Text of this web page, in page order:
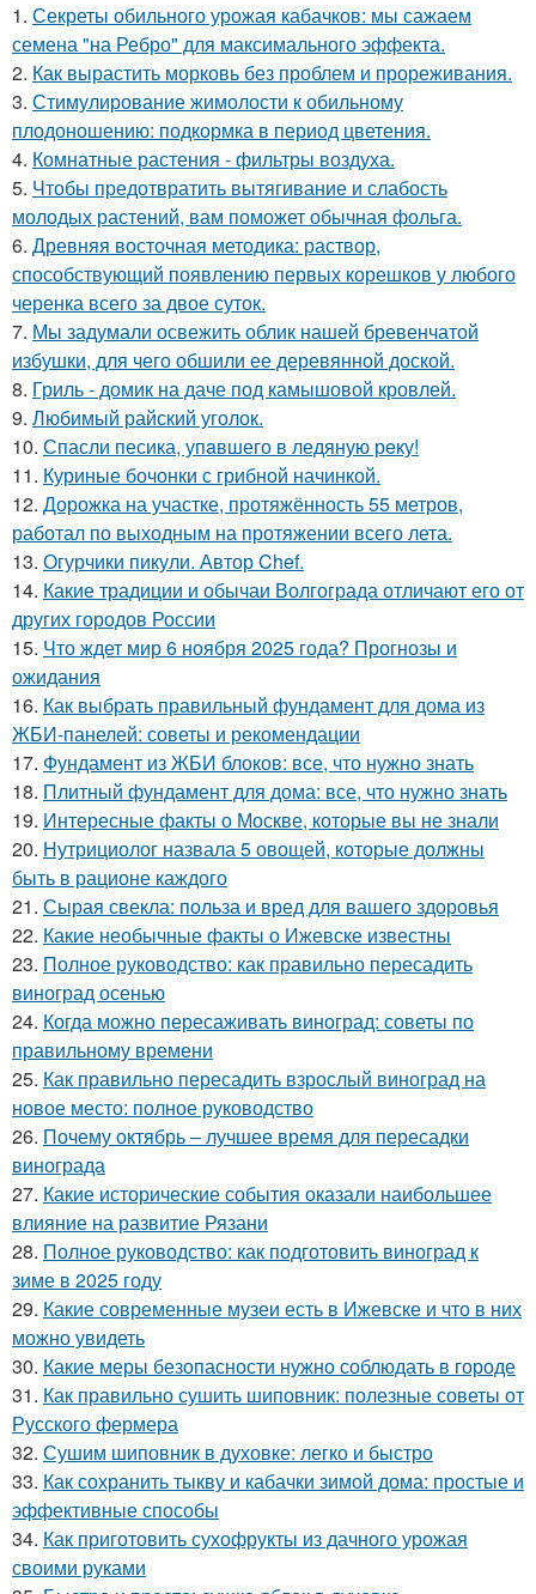
1. Секреты обильного урожая кабачков: мы сажаем
семена "на Ребро" для максимального эффекта.
2. Как вырастить морковь без проблем и прореживания.
3. Стимулирование жимолости к обильному
плодоношению: подкормка в период цветения.
4. Комнатные растения - фильтры воздуха.
5. Чтобы предотвратить вытягивание и слабость
молодых растений, вам поможет обычная фольга.
6. Древняя восточная методика: раствор,
способствующий появлению первых корешков у любого
черенка всего за двое суток.
7. Мы задумали освежить облик нашей бревенчатой
избушки, для чего обшили ее деревянной доской.
8. Гриль - домик на даче под камышовой кровлей.
9. Любимый райский уголок.
10. Спасли песика, упaвшего в ледяную рeку!
11. Куриные бочонки с грибной начинкой.
12. Дорожка на участке, протяжённость 55 метров,
работал по выходным на протяжении всего лета.
13. Огурчики пикули. Автор Chef.
14. Какие традиции и обычаи Волгограда отличают его от
других городов России
15. Что ждет мир 6 ноября 2025 года? Прогнозы и
ожидания
16. Как выбрать правильный фундамент для дома из
ЖБИ-панелей: советы и рекомендации
17. Фундамент из ЖБИ блоков: все, что нужно знать
18. Плитный фундамент для дома: все, что нужно знать
19. Интересные факты о Москве, которые вы не знали
20. Нутрициолог назвала 5 овощей, которые должны
быть в рационе каждого
21. Сырая свекла: польза и вред для вашего здоровья
22. Какие необычные факты о Ижевске известны
23. Полное руководство: как правильно пересадить
виноград осенью
24. Когда можно пересаживать виноград: советы по
правильному времени
25. Как правильно пересадить взрослый виноград на
новое место: полное руководство
26. Почему октябрь – лучшее время для пересадки
винограда
27. Какие исторические события оказали наибольшее
влияние на развитие Рязани
28. Полное руководство: как подготовить виноград к
зиме в 2025 году
29. Какие современные музеи есть в Ижевске и что в них
можно увидеть
30. Какие меры безопасности нужно соблюдать в городе
31. Как правильно сушить шиповник: полезные советы от
Русского фермера
32. Сушим шиповник в духовке: легко и быстро
33. Как сохранить тыкву и кабачки зимой дома: простые и
эффективные способы
34. Как приготовить сухофрукты из дачного урожая
своими руками